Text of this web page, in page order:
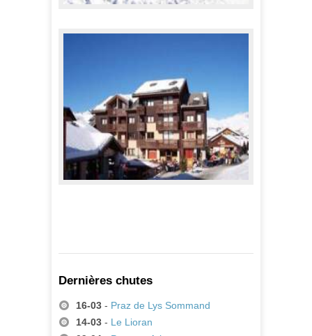
Dernières chutes
16-03 - Praz de Lys Sommand
14-03 - Le Lioran